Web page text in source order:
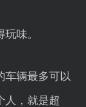
味。
车辆最多可以
人，就是超